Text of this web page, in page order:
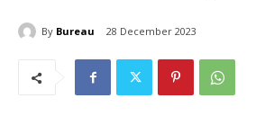
By Bureau 28 December 2023